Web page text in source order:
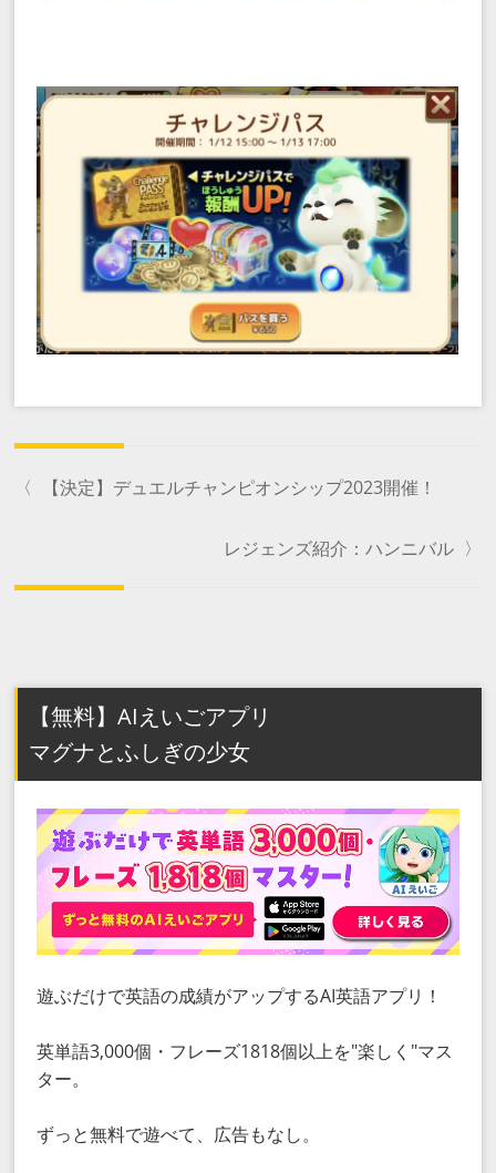
〈 【決定】デュエルチャンピオンシップ2023開催！
レジェンズ紹介：ハンニバル 〉
【無料】AIえいごアプリ
マグナとふしぎの少女
遊ぶだけで英語の成績がアップするAI英語アプリ！
英単語3,000個・フレーズ1818個以上を"楽しく"マス
ター。
ずっと無料で遊べて、広告もなし。